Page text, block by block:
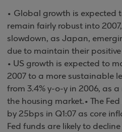
• Global growth is expected
remain fairly robust into
slowdown, as Japan,
due to maintain their
• US growth is expected to
2007 to a more sustainable
from 3.4% y-o-y in 2006, as
the housing market.• The
by 25bps in Q1:07 as core
Fed funds are likely to